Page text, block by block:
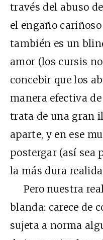
través del abuso
el engaño
también es un
amor (los cursis
concebir que los
manera efectiva
trata de una gran
aparte, y en ese
postergar (así sea
la más dura
Pero nuestra
blanda: carece de
sujeta a norma